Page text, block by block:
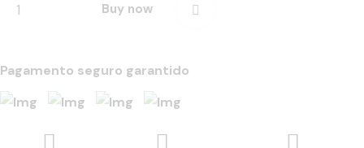
Buy now
Pagamento seguro garantido